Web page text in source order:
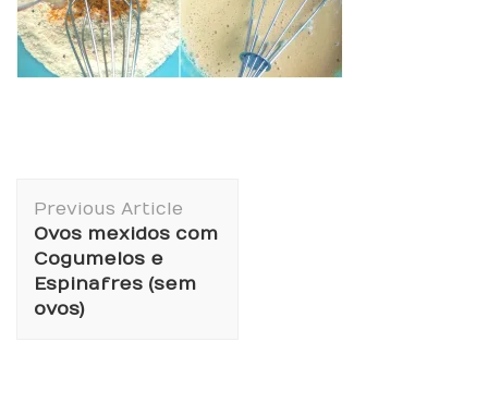
Navigation
Previous Article
Ovos mexidos com
Cogumelos e
Espinafres (sem
ovos)